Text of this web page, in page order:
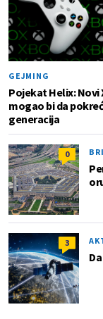
GEJMING
Pojekat Helix: Novi
mogao bi da
generacija
0
3